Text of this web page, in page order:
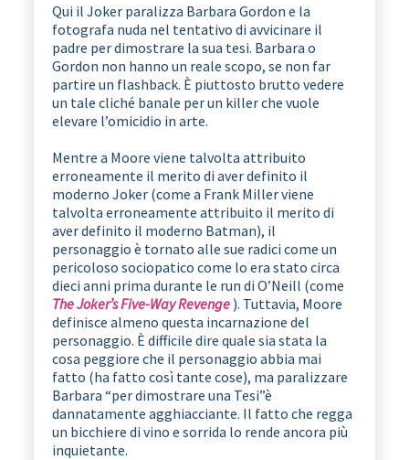
Qui il Joker paralizza Barbara Gordon e la
fotografa nuda nel tentativo di avvicinare il
padre per dimostrare la sua tesi. Barbara o
Gordon non hanno un reale scopo, se non far
partire un flashback. È piuttosto brutto vedere
un tale cliché banale per un killer che vuole
elevare l’omicidio in arte.
Mentre a Moore viene talvolta attribuito
erroneamente il merito di aver definito il
moderno Joker (come a Frank Miller viene
talvolta erroneamente attribuito il merito di
aver definito il moderno Batman), il
personaggio è tornato alle sue radici come un
pericoloso sociopatico come lo era stato circa
dieci anni prima durante le run di O’Neill (come
The Joker’s Five-Way Revenge). Tuttavia, Moore
definisce almeno questa incarnazione del
personaggio. È difficile dire quale sia stata la
cosa peggiore che il personaggio abbia mai
fatto (ha fatto così tante cose), ma paralizzare
Barbara “per dimostrare una Tesi”è
dannatamente agghiacciante. Il fatto che regga
un bicchiere di vino e sorrida lo rende ancora più
inquietante.